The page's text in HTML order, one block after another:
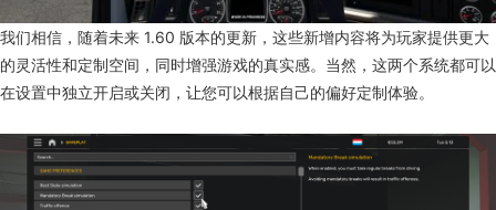
我们相信，随着未来 1.60 版本的更新，这些新增内容将为玩家提供更大
的灵活性和定制空间，同时增强游戏的真实感。当然，这两个系统都可以
在设置中独立开启或关闭，让您可以根据自己的偏好定制体验。